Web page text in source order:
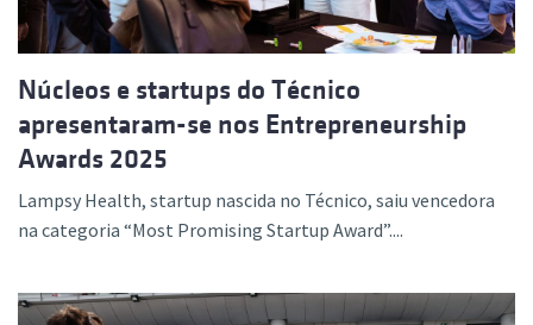
Núcleos e startups do Técnico
apresentaram-se nos Entrepreneurship
Awards 2025
Lampsy Health, startup nascida no Técnico, saiu vencedora
na categoria “Most Promising Startup Award”....